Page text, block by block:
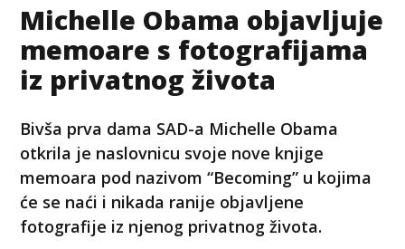
Michelle Obama objavljuje
memoare s fotografijama
iz privatnog života
Bivša prva dama SAD-a Michelle Obama
otkrila je naslovnicu svoje nove knjige
memoara pod nazivom “Becoming” u kojima
će se naći i nikada ranije objavljene
fotografije iz njenog privatnog života.